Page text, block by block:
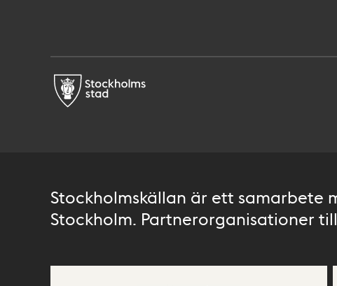
Stockholmskällan är ett samarbete
Stockholm. Partnerorganisationer